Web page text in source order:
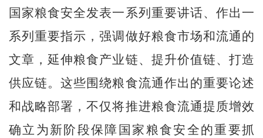
国家粮食安全发表一系列重要讲话、作出一
系列重要指示，强调做好粮食市场和流通的
文章，延伸粮食产业链、提升价值链、打造
供应链。这些围绕粮食流通作出的重要论述
和战略部署，不仅将推进粮食流通提质增效
确立为新阶段保障国家粮食安全的重要抓